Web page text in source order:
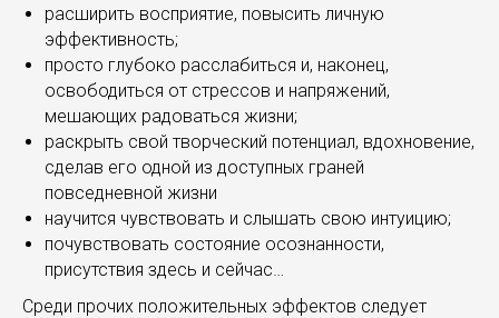
расширить восприятие, повысить личную
эффективность;
просто глубоко расслабиться и, наконец,
освободиться от стрессов и напряжений,
мешающих радоваться жизни;
раскрыть свой творческий потенциал, вдохновение,
сделав его одной из доступных граней
повседневной жизни
научится чувствовать и слышать свою интуицию;
почувствовать состояние осознанности,
присутствия здесь и сейчас…
Среди прочих положительных эффектов следует